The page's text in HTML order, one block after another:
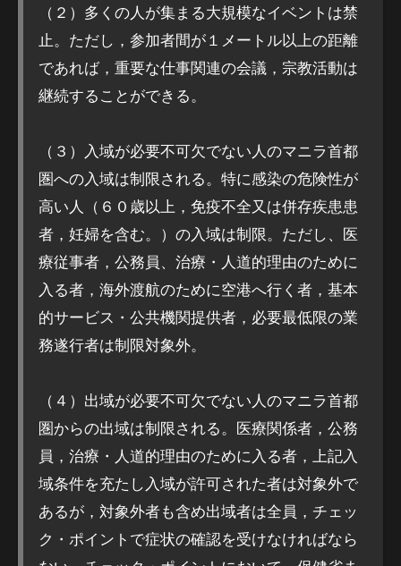
（２）多くの人が集まる大規模なイベントは禁
止。ただし，参加者間が１メートル以上の距離
であれば，重要な仕事関連の会議，宗教活動は
継続することができる。
（３）入域が必要不可欠でない人のマニラ首都
圏への入域は制限される。特に感染の危険性が
高い人（６０歳以上，免疫不全又は併存疾患患
者，妊婦を含む。）の入域は制限。ただし、医
療従事者，公務員、治療・人道的理由のために
入る者，海外渡航のために空港へ行く者，基本
的サービス・公共機関提供者，必要最低限の業
務遂行者は制限対象外。
（４）出域が必要不可欠でない人のマニラ首都
圏からの出域は制限される。医療関係者，公務
員，治療・人道的理由のために入る者，上記入
域条件を充たし入域が許可された者は対象外で
あるが，対象外者も含め出域者は全員，チェッ
ク・ポイントで症状の確認を受けなければなら